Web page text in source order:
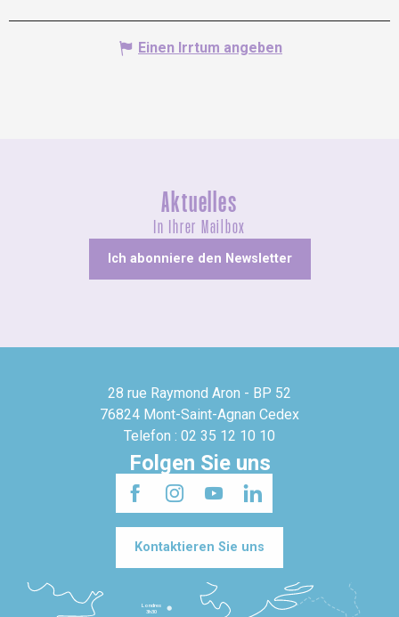
Einen Irrtum angeben
Aktuelles
In Ihrer Mailbox
Ich abonniere den Newsletter
28 rue Raymond Aron - BP 52
76824 Mont-Saint-Agnan Cedex
Telefon : 02 35 12 10 10
Folgen Sie uns
Kontaktieren Sie uns
Londres
3h30